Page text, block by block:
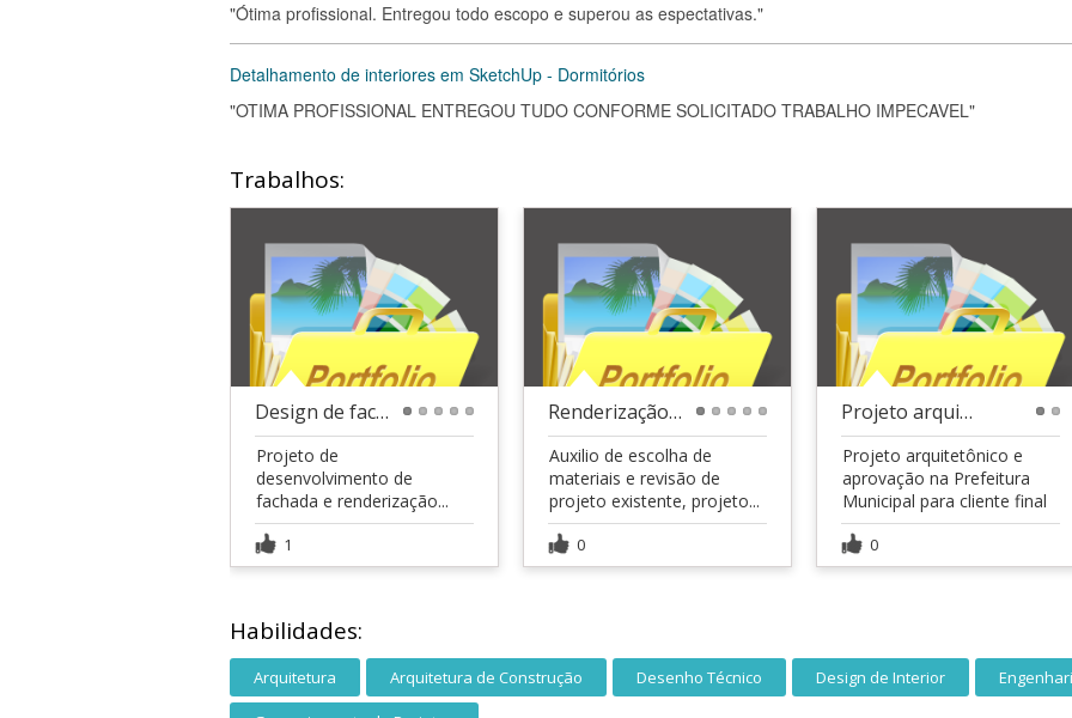
"Ótima profissional. Entregou todo escopo e superou as espectativas."
Detalhamento de interiores em SketchUp - Dormitórios
"OTIMA PROFISSIONAL ENTREGOU TUDO CONFORME SOLICITADO TRABALHO IMPECAVEL"
Trabalhos:
Design de fachada + renderização
Projeto de
desenvolvimento de
fachada e renderização...
1
Renderização + revisão de projeto
Auxilio de escolha de
materiais e revisão de
projeto existente, projeto...
0
Projeto arquitetônico de sobrado - 220,00 m²
Projeto arquitetônico e
aprovação na Prefeitura
Municipal para cliente final
0
Habilidades:
Arquitetura Arquitetura de Construção Desenho Técnico Design de Interior